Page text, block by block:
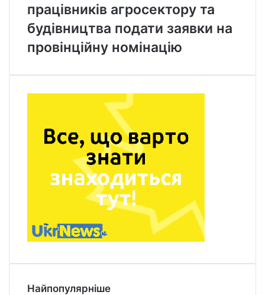
працівників агросектору та
будівництва подати заявки на
провінційну номінацію
Найпопулярніше